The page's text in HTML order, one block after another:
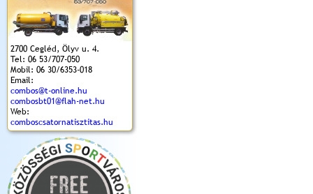
2700 Cegléd, Ölyv u. 4.
Tel: 06 53/707-050
Mobil: 06 30/6353-018
Email:
combos@t-online.hu
combosbt01@flah-net.hu
Web:
comboscsatornatisztitas.hu